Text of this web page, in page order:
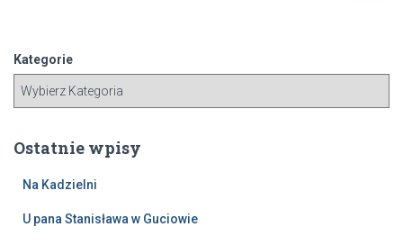
a
j
Kategorie
Ostatnie wpisy
Na Kadzielni
U pana Stanisława w Guciowie